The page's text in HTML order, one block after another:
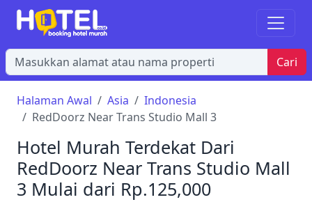
Cari
Halaman Awal Asia
Indonesia
RedDoorz Near Trans Studio Mall 3
Hotel Murah Terdekat Dari
RedDoorz Near Trans Studio Mall
3 Mulai dari Rp.125,000